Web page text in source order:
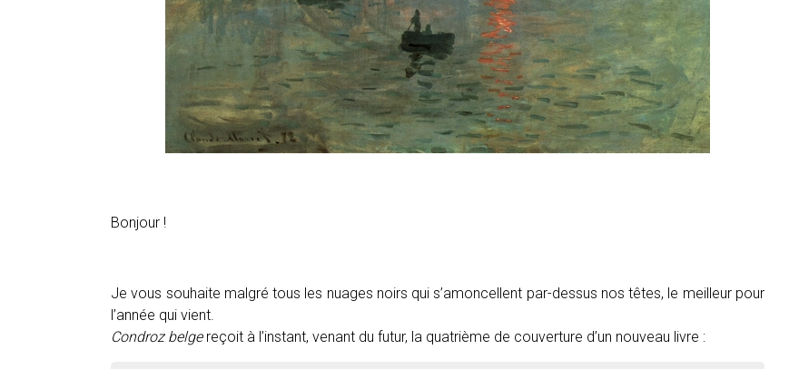
Bonjour !
Je vous souhaite malgré tous les nuages noirs qui s’amoncellent par-dessus nos têtes, le meilleur pour
l’année qui vient.
Condroz belgereçoit à l’instant, venant du futur, la quatrième de couverture d’un nouveau livre :